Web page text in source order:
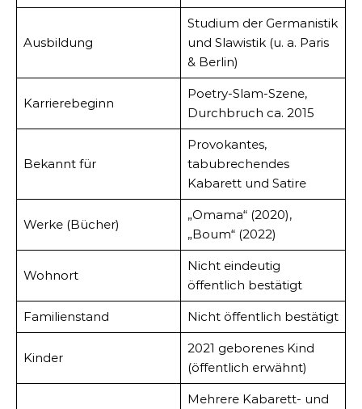
Ausbildung
Studium der Germanistik
und Slawistik (u. a. Paris
& Berlin)
Karrierebeginn
Poetry-Slam-Szene,
Durchbruch ca. 2015
Bekannt für
Provokantes,
tabubrechendes
Kabarett und Satire
Werke (Bücher)
„Omama“ (2020),
„Boum“ (2022)
Wohnort
Nicht eindeutig
öffentlich bestätigt
Familienstand Nicht öffentlich bestätigt
Kinder
2021 geborenes Kind
(öffentlich erwähnt)
Mehrere Kabarett- und